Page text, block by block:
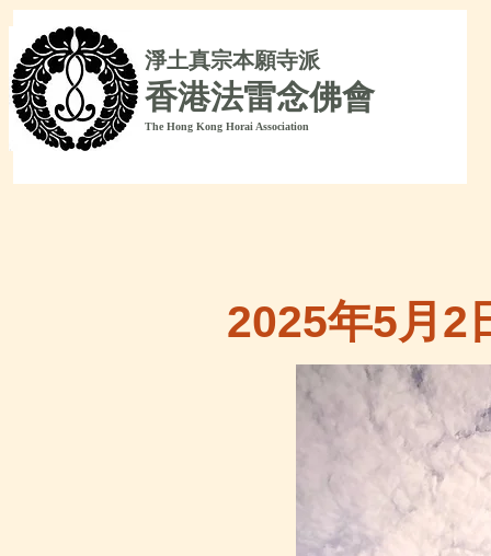
淨土真宗本願寺派
香港法雷念佛會
The Hong Kong Horai Association
2025年5月2